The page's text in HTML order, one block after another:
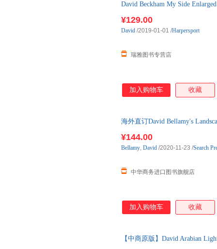
David Beckham My Side
¥129.00
瑞雅图书专营店
David /2019-01-01 /Harpersport
加入购物车 收藏
海外直订David Bellamy's
¥144.00
中华商务进口图书旗舰店
Bellamy, David /2020-11-23 /Search
加入购物车 收藏
【中商原版】David Arabian